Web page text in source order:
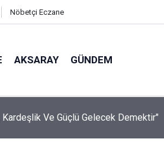
Nöbetçi Eczane
AKSARAY GÜNDEM
Kardeşlik Ve Güçlü Gelecek Demektir"